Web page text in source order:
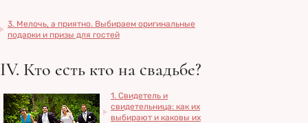
3. Мелочь, а приятно. Выбираем оригинальные
подарки и призы для гостей
IV. Кто есть кто на свадьбе?
1. Свидетель и
свидетельница: как их
выбирают и каковы их